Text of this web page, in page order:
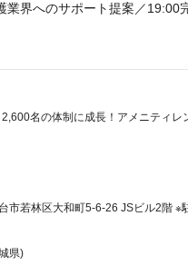
業界へのサポート提案／
名の体制に成長！アメニティレ
市若林区大和町5-6-26 JSビル2階 ※
県)